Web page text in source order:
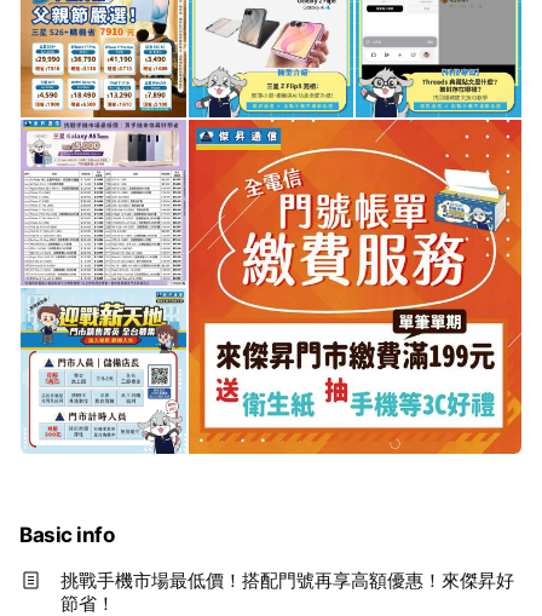
Basic info
挑戰手機市場最低價！搭配門號再享高額優惠！來傑昇好
節省！